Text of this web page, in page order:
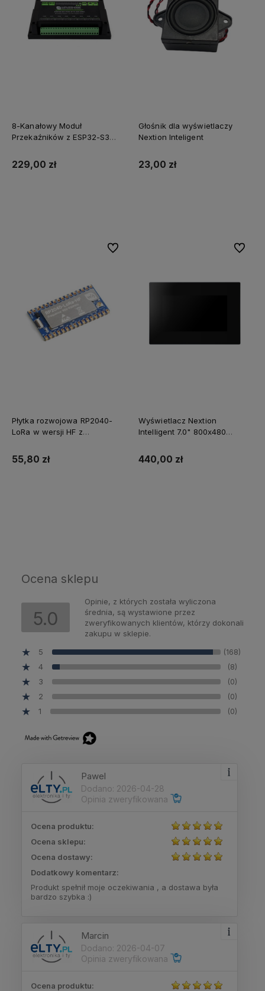
8-Kanałowy Moduł
Przekaźników z ESP32-S3
zasilanie PoE
229,00 zł
Głośnik dla wyświetlaczy
Nextion Inteligent
23,00 zł
Płytka rozwojowa RP2040-
LoRa w wersji HF z
55,80 zł
Do ulubionych
Wyświetlacz Nextion
Intelligent 7.0" 800x480
pojemnościowy panel
dotykowy oraz obudowa
440,00 zł
Do
Ocena sklepu
5.0
Opinie, z których została wyliczona
średnia, są wystawione przez
zweryfikowanych klientów, którzy dokonali
zakupu w sklepie.
5
(168)
4 (8)
3 (0)
2 (0)
1 (0)
Pawel
Dodano: 2026-04-28
Opinia zweryfikowana
Ocena produktu:
Ocena sklepu:
Ocena dostawy:
Dodatkowy komentarz:
Produkt spełnił moje oczekiwania , a dostawa była
bardzo szybka :)
Marcin
Dodano: 2026-04-07
Opinia zweryfikowana
Ocena produktu: